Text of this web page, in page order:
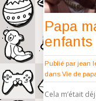
Papa
enfants
Publié par jean
dans Vie de
Cela m’était